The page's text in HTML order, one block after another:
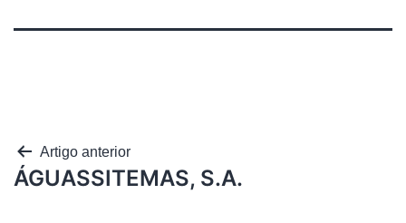
Artigo anterior
ÁGUASSITEMAS, S.A.